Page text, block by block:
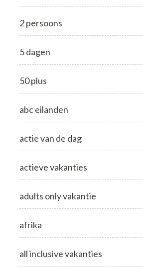
2 persoons
5 dagen
50 plus
abc eilanden
actie van de dag
actieve vakanties
adults only vakantie
afrika
all inclusive vakanties